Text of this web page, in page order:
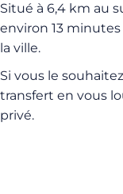
Situé à 6,4 km au
environ 13
la ville.
Si vous le
transfert en vous
privé.